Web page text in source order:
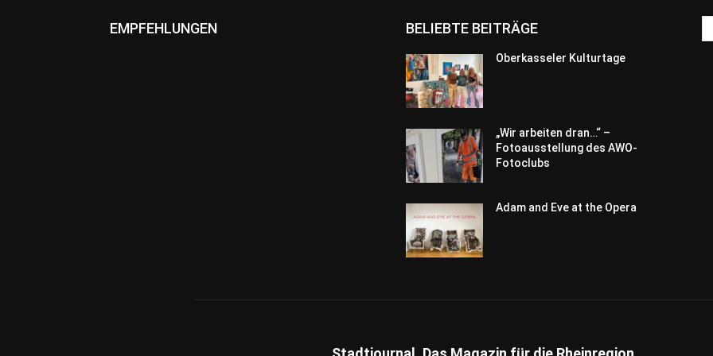
EMPFEHLUNGEN BELIEBTE BEITRÄGE
Oberkasseler Kulturtage
„Wir arbeiten dran…“ –
Fotoausstellung des AWO-
Fotoclubs
Adam and Eve at the Opera